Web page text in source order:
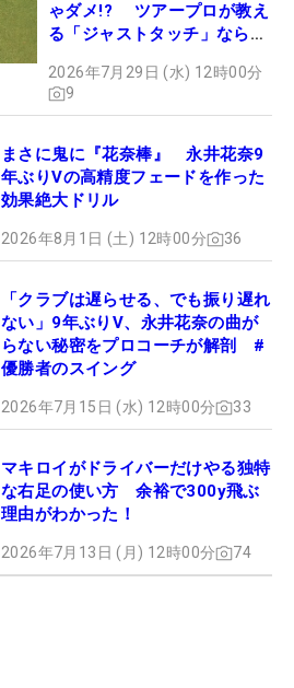
ゃダメ!? ツアープロが教え
る「ジャストタッチ」なら3
2026年7月29日 (水) 12時00分
9
まさに鬼に『花奈棒』 永井花奈9
年ぶりVの高精度フェードを作った
効果絶大ドリル
2026年8月1日 (土) 12時00分 36
「クラブは遅らせる、でも振り遅れ
ない」9年ぶりV、永井花奈の曲が
らない秘密をプロコーチが解剖 #
優勝者のスイング
2026年7月15日 (水) 12時00分 33
マキロイがドライバーだけやる独特
な右足の使い方 余裕で300y飛ぶ
理由がわかった！
2026年7月13日 (月) 12時00分 74